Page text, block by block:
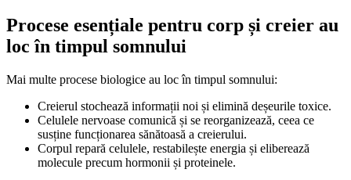
Procese esențiale pentru corp și creier au
loc în timpul somnului
Mai multe procese biologice au loc în timpul somnului:
Creierul stochează informații noi și elimină deșeurile toxice.
Celulele nervoase comunică și se reorganizează, ceea ce
susține funcționarea sănătoasă a creierului.
Corpul repară celulele, restabilește energia și eliberează
molecule precum hormonii și proteinele.